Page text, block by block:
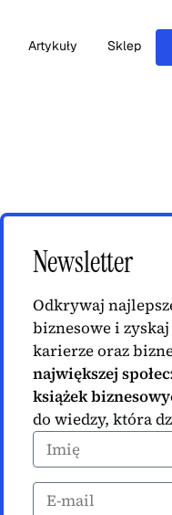
Artykuły Sklep
Newsletter
Odkrywaj
biznesowe i
karierze oraz
największej
książek
do wiedzy, która